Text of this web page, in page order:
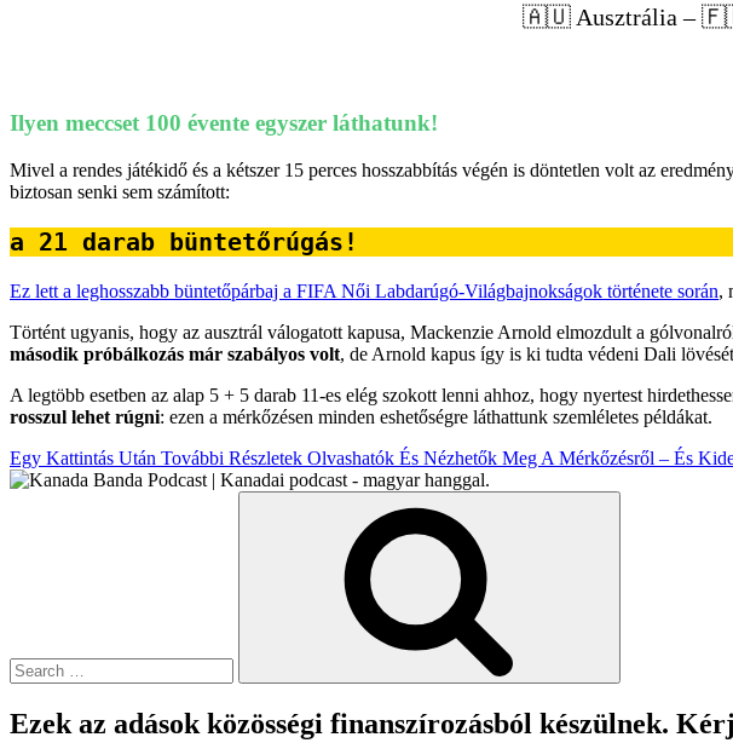
🇦🇺 Ausztrália – 🇫🇷
Ilyen meccset 100 évente egyszer láthatunk!
Mivel a rendes játékidő és a kétszer 15 perces hosszabbítás végén is döntetlen volt az
biztosan senki sem számított:
a 21 darab büntetőrúgás!
Ez lett a leghosszabb büntetőpárbaj a FIFA Női Labdarúgó-Világbajnokságok története során,
Történt ugyanis, hogy az ausztrál válogatott kapusa, Mackenzie Arnold elmozdult a
második próbálkozás már szabályos volt, de Arnold kapus így is ki tudta védeni Dali
A legtöbb esetben az alap 5 + 5 darab 11-es elég szokott lenni ahhoz, hogy nyertest
rosszul lehet rúgni: ezen a mérkőzésen minden eshetőségre láthattunk szemléletes példákat.
Egy Kattintás Után További Részletek Olvashatók És Nézhetők Meg A Mérkőzésről – És
Ezek az adások közösségi finanszírozásból készülnek.